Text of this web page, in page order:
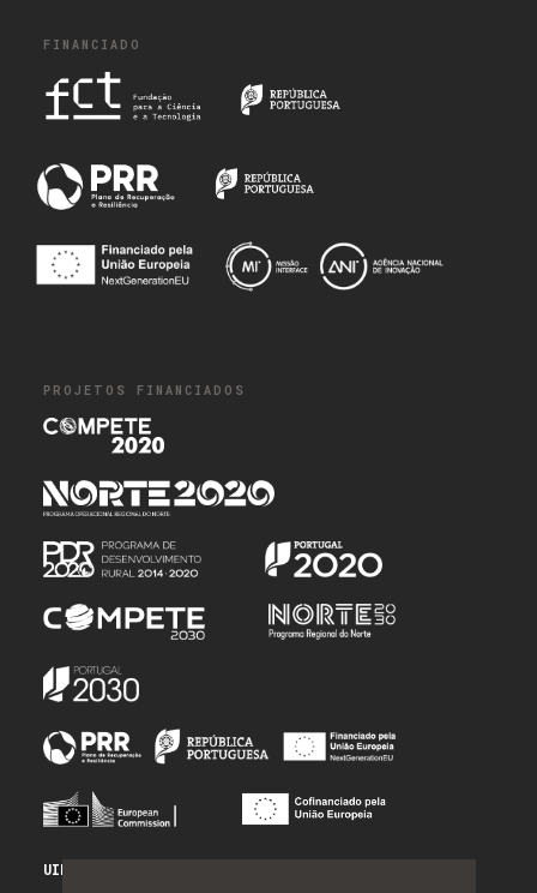
FINANCIADO
PROJETOS FINANCIADOS
UID/PRR/50014/2025 - PRR_INFRA